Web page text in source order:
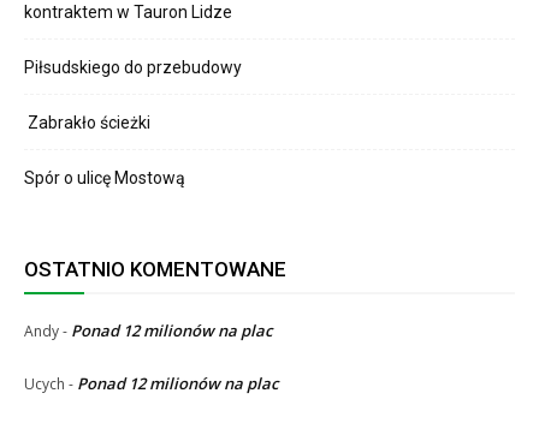
kontraktem w Tauron Lidze
Piłsudskiego do przebudowy
Zabrakło ścieżki
Spór o ulicę Mostową
OSTATNIO KOMENTOWANE
Andy- Ponad 12 milionów na plac
Ucych - Ponad 12 milionów na plac